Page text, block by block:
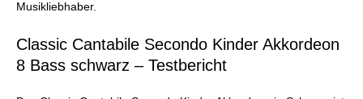
Musikliebhaber.
Classic Cantabile Secondo Kinder Akkordeon
8 Bass schwarz – Testbericht